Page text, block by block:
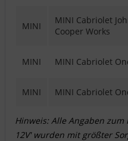
MINI
MINI Cabriolet
Cooper Works
MINI MINI Cabriolet
MINI MINI Cabriolet
Hinweis: Alle Angaben zum
12V' wurden mit größter